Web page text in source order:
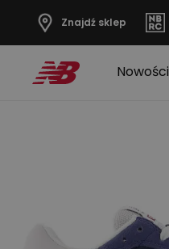
Znajdź sklep
Nowości